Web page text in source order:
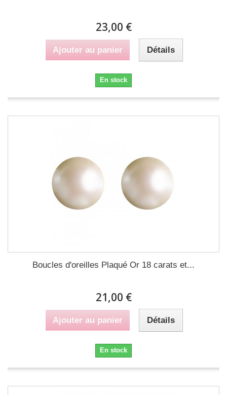
23,00 €
Ajouter au panier Détails
En stock
Boucles d'oreilles Plaqué Or 18 carats et...
21,00 €
Ajouter au panier Détails
En stock